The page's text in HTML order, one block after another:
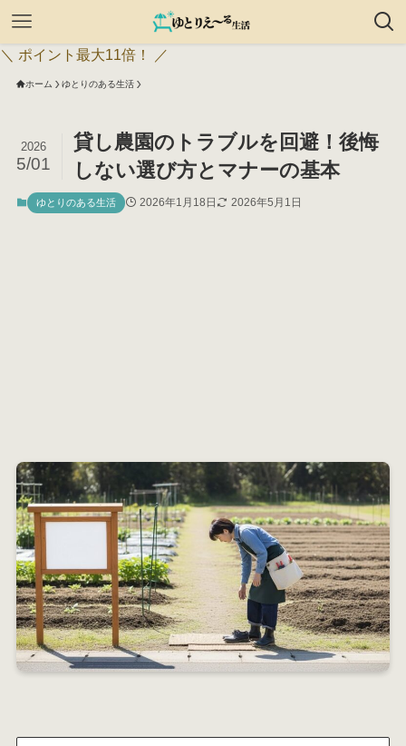
＼ ポイント最大11倍！ ／
ホーム ゆとりのある生活
貸し農園のトラブルを回避！後悔
しない選び方とマナーの基本
2026
5/01
ゆとりのある生活 2026年1月18日 2026年5月1日